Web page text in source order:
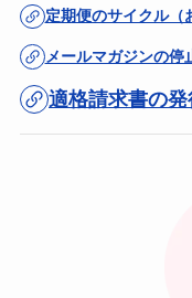
定期便のサイクル（
メールマガジンの停
適格請求書の